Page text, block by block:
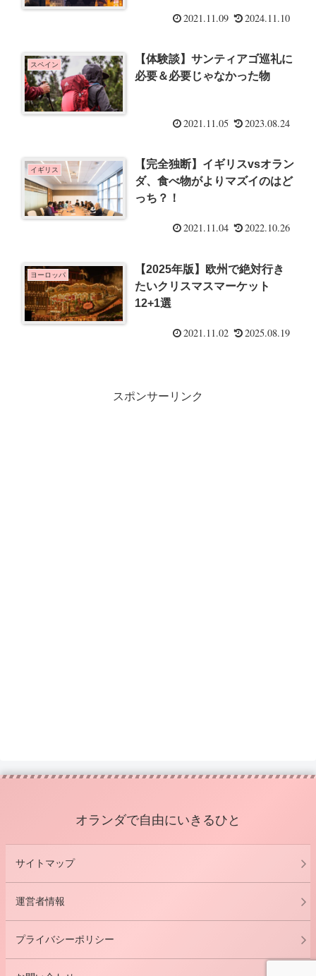
2021.11.09 2024.11.10
スペイン
【体験談】サンティアゴ巡礼に
必要＆必要じゃなかった物
2021.11.05 2023.08.24
イギリス
【完全独断】イギリスvsオラン
ダ、食べ物がよりマズイのはど
っち？！
2021.11.04 2022.10.26
ヨーロッパ
【2025年版】欧州で絶対行き
たいクリスマスマーケット
12+1選
2021.11.02 2025.08.19
スポンサーリンク
オランダで自由にいきるひと
サイトマップ
運営者情報
プライバシーポリシー